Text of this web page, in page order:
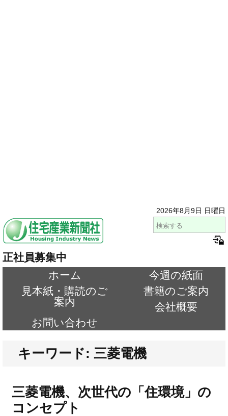
2026年8月9日 日曜日
正社員募集中
ホーム
今週の紙面
見本紙・購読のご
案内
書籍のご案内
会社概要
お問い合わせ
キーワード: 三菱電機
三菱電機、次世代の「住環境」の
コンセプト